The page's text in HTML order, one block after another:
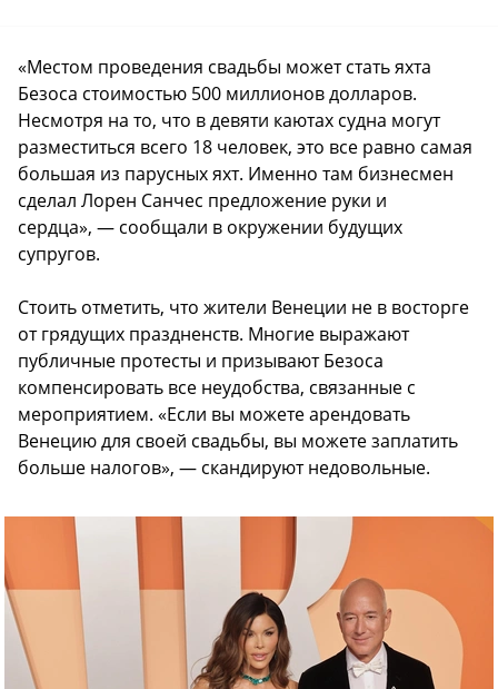
«Местом проведения свадьбы может стать яхта
Безоса стоимостью 500 миллионов долларов.
Несмотря на то, что в девяти каютах судна могут
разместиться всего 18 человек, это все равно самая
большая из парусных яхт. Именно там бизнесмен
сделал Лорен Санчес предложение руки и
сердца», — сообщали в окружении будущих
супругов.
Стоить отметить, что жители Венеции не в восторге
от грядущих праздненств. Многие выражают
публичные протесты и призывают Безоса
компенсировать все неудобства, связанные с
мероприятием. «Если вы можете арендовать
Венецию для своей свадьбы, вы можете заплатить
больше налогов», — скандируют недовольные.